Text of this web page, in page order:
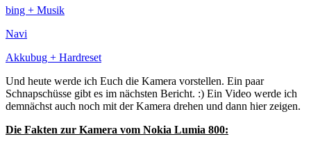
bing + Musik
Navi
Akkubug + Hardreset
Und heute werde ich Euch die Kamera vorstellen. Ein paar
Schnapschüsse gibt es im nächsten Bericht. :) Ein Video werde ich
demnächst auch noch mit der Kamera drehen und dann hier zeigen.
Die Fakten zur Kamera vom Nokia Lumia 800: